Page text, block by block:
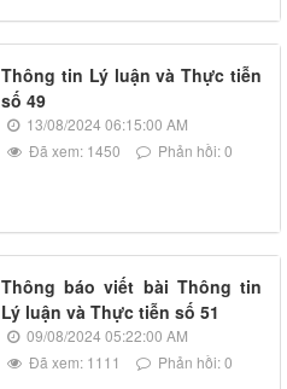
Thông tin Lý luận và Thực tiễn
số 49
13/08/2024 06:15:00 AM
Đã xem: 1450
Phản hồi: 0
Thông báo viết bài Thông tin
Lý luận và Thực tiễn số 51
09/08/2024 05:22:00 AM
Đã xem: 1111
Phản hồi: 0